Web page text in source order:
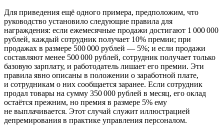
Для приведения ещё одного примера, предположим, что
руководство установило следующие правила для
награждения: если ежемесячные продажи достигают 1 000 000
рублей, каждый сотрудник получает 10% премии; при
продажах в размере 500 000 рублей — 5%; и если продажи
составляют менее 500 000 рублей, сотрудник получает только
базовую зарплату, и работодатель лишает его премии. Эти
правила явно описаны в положении о заработной плате,
и сотрудникам о них сообщается заранее. Если сотрудник
продал товары на сумму 350 000 рублей в месяц, его оклад
остаётся прежним, но премия в размере 5% ему
не выплачивается. Этот случай служит иллюстрацией
депремирования в практике управления персоналом.